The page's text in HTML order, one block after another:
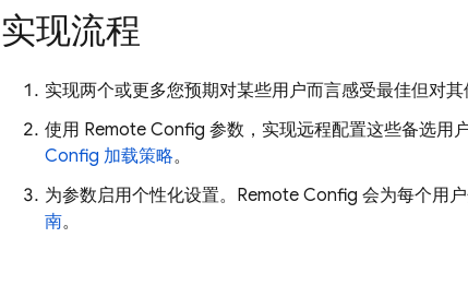
实现流程
实现两个或更多您预期对某些用户而言感受最佳但对其
使用 Remote Config 参数，实现远程配置这些备选用
Config 加载策略。
为参数启用个性化设置。 Remote Config 会为每个用
南。